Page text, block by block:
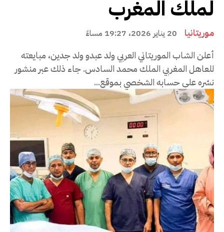
لملك المغرب
موريتانيا 20 يناير 2026، 19:27 مساءً
أعلن الشاب الموريتاني العربي ولد عبدو ولد جدين، مبايعته
للعاهل المغربي الملك محمد السادس. جاء ذلك عبر منشور
نشره على حسابه الشخصي بموقع...